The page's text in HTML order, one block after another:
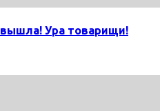
вышла! Ура товарищи!